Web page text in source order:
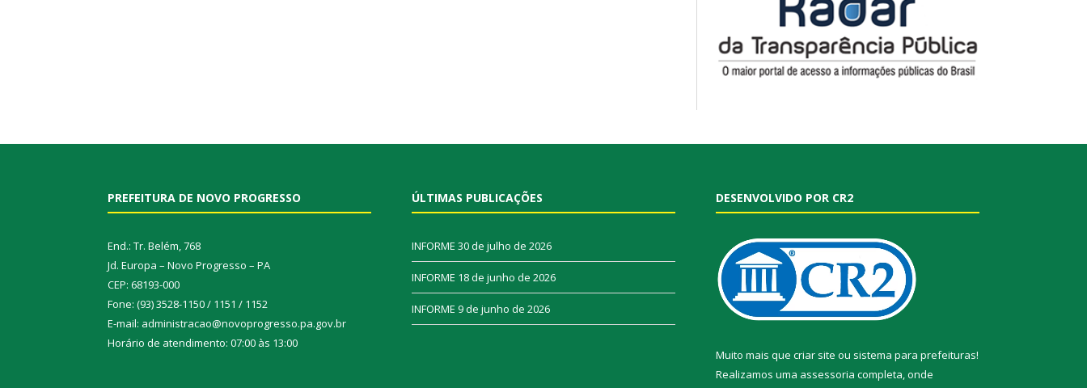
PREFEITURA DE NOVO PROGRESSO
End.: Tr. Belém, 768
Jd. Europa – Novo Progresso – PA
CEP: 68193-000
Fone: (93) 3528-1150 / 1151 / 1152
E-mail: administracao@novoprogresso.pa.gov.br
Horário de atendimento: 07:00 às 13:00
ÚLTIMAS PUBLICAÇÕES
INFORME 30 de julho de 2026
INFORME 18 de junho de 2026
INFORME 9 de junho de 2026
DESENVOLVIDO POR CR2
Muito mais que criar site ou sistema para prefeituras!
Realizamos uma assessoria completa, onde